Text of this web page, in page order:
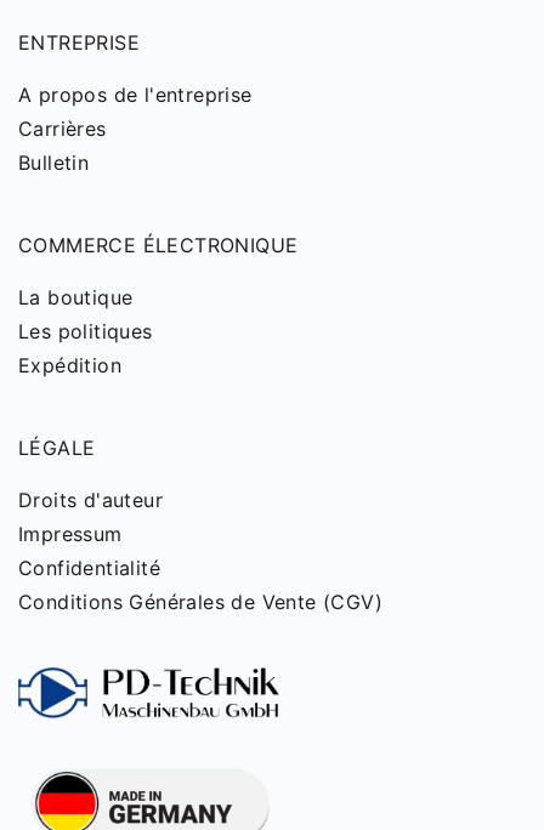
ENTREPRISE
A propos de l'entreprise
Carrières
Bulletin
COMMERCE ÉLECTRONIQUE
La boutique
Les politiques
Expédition
LÉGALE
Droits d'auteur
Impressum
Confidentialité
Conditions Générales de Vente (CGV)